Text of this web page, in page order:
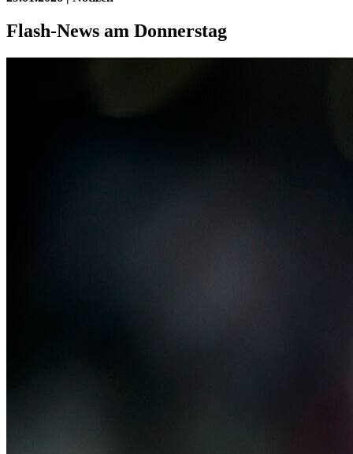
Flash-News am Donnerstag